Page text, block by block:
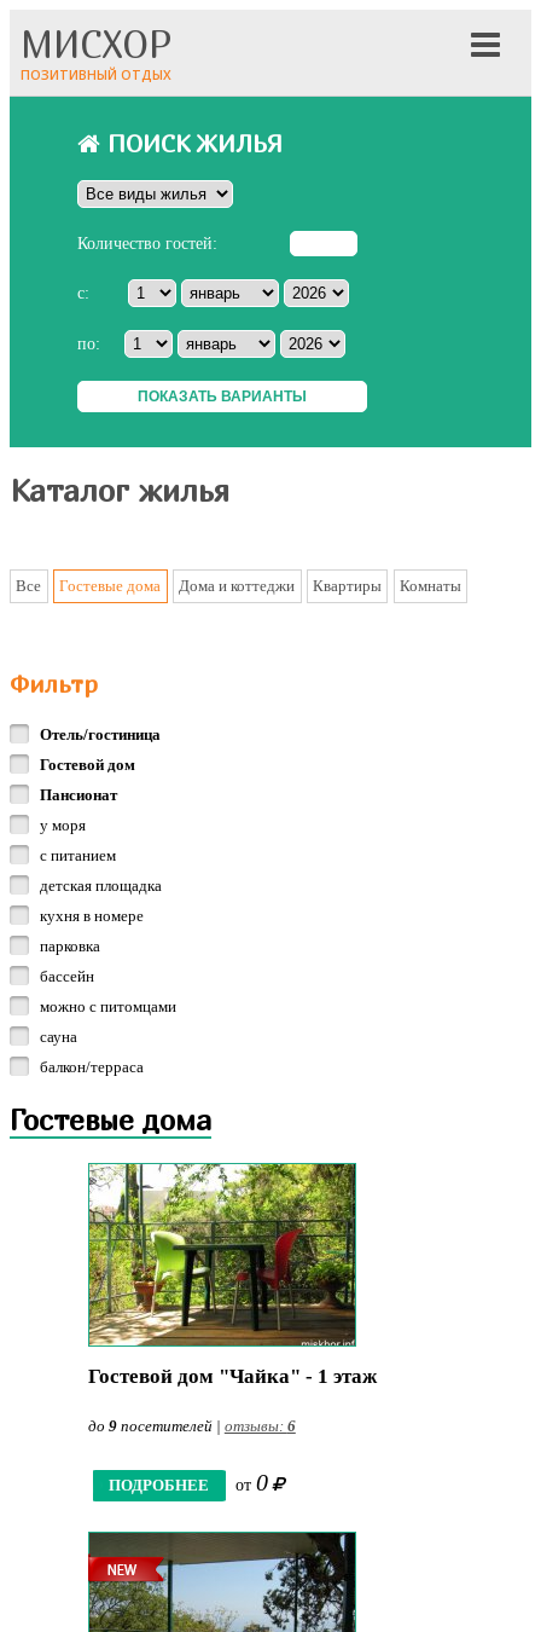
МИСХОР
ПОЗИТИВНЫЙ ОТДЫХ
ПОИСК ЖИЛЬЯ
Количество гостей:
с:
по:
Каталог жилья
Все Гостевые дома Дома и коттеджи Квартиры Комнаты
Фильтр
Отель/гостиница
Гостевой дом
Пансионат
у моря
с питанием
детская площадка
кухня в номере
парковка
бассейн
можно с питомцами
сауна
балкон/терраса
Гостевые дома
Гостевой дом "Чайка" - 1 этаж
до 9посетителей | отзывы: 6
ПОДРОБНЕЕ от 0